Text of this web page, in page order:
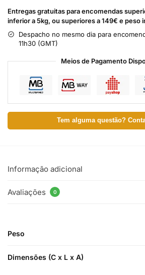
Entregas gratuitas para encomendas
inferior a 5kg, ou superiores a 149€ e peso
Despacho no mesmo dia para
11h30 (GMT)
Meios de Pagamento
Tem alguma questão?
Informação adicional
Avaliações 0
Peso
Dimensões (C x L x A)